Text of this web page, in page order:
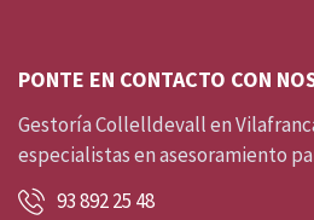
PONTE EN CONTACTO CON
Gestoría Collelldevall en
especialistas en asesoramiento
93 892 25 48